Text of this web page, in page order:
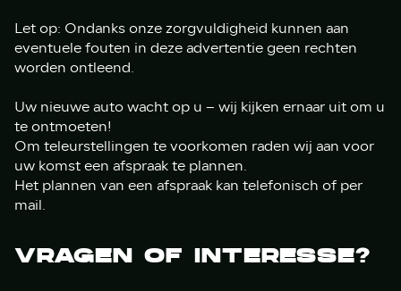
Let op: Ondanks onze zorgvuldigheid kunnen aan
eventuele fouten in deze advertentie geen rechten
worden ontleend.
Uw nieuwe auto wacht op u – wij kijken ernaar uit om u
te ontmoeten!
Om teleurstellingen te voorkomen raden wij aan voor
uw komst een afspraak te plannen.
Het plannen van een afspraak kan telefonisch of per
mail.
VRAGEN OF INTERESSE?